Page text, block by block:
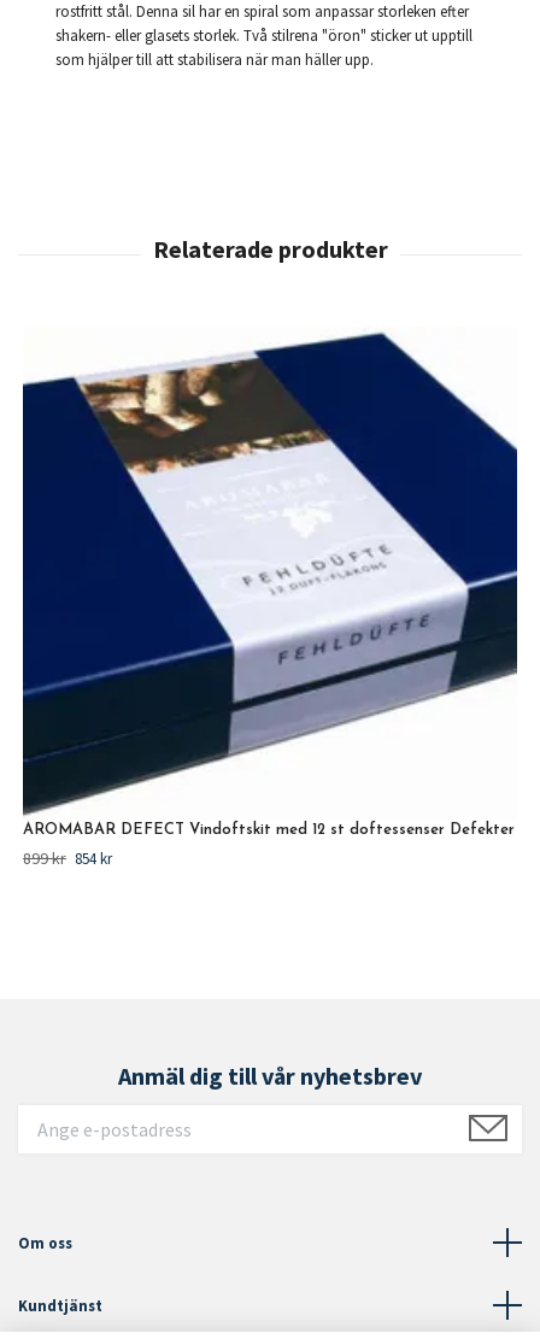
rostfritt stål. Denna sil har en spiral som anpassar storleken efter
shakern- eller glasets storlek. Två stilrena "öron" sticker ut upptill
som hjälper till att stabilisera när man häller upp.
AROMABAR DEFECT Vindoftskit med 12 st doftessenser Defekter
899 kr 854 kr
Anmäl dig till vår nyhetsbrev
Om oss
Kundtjänst